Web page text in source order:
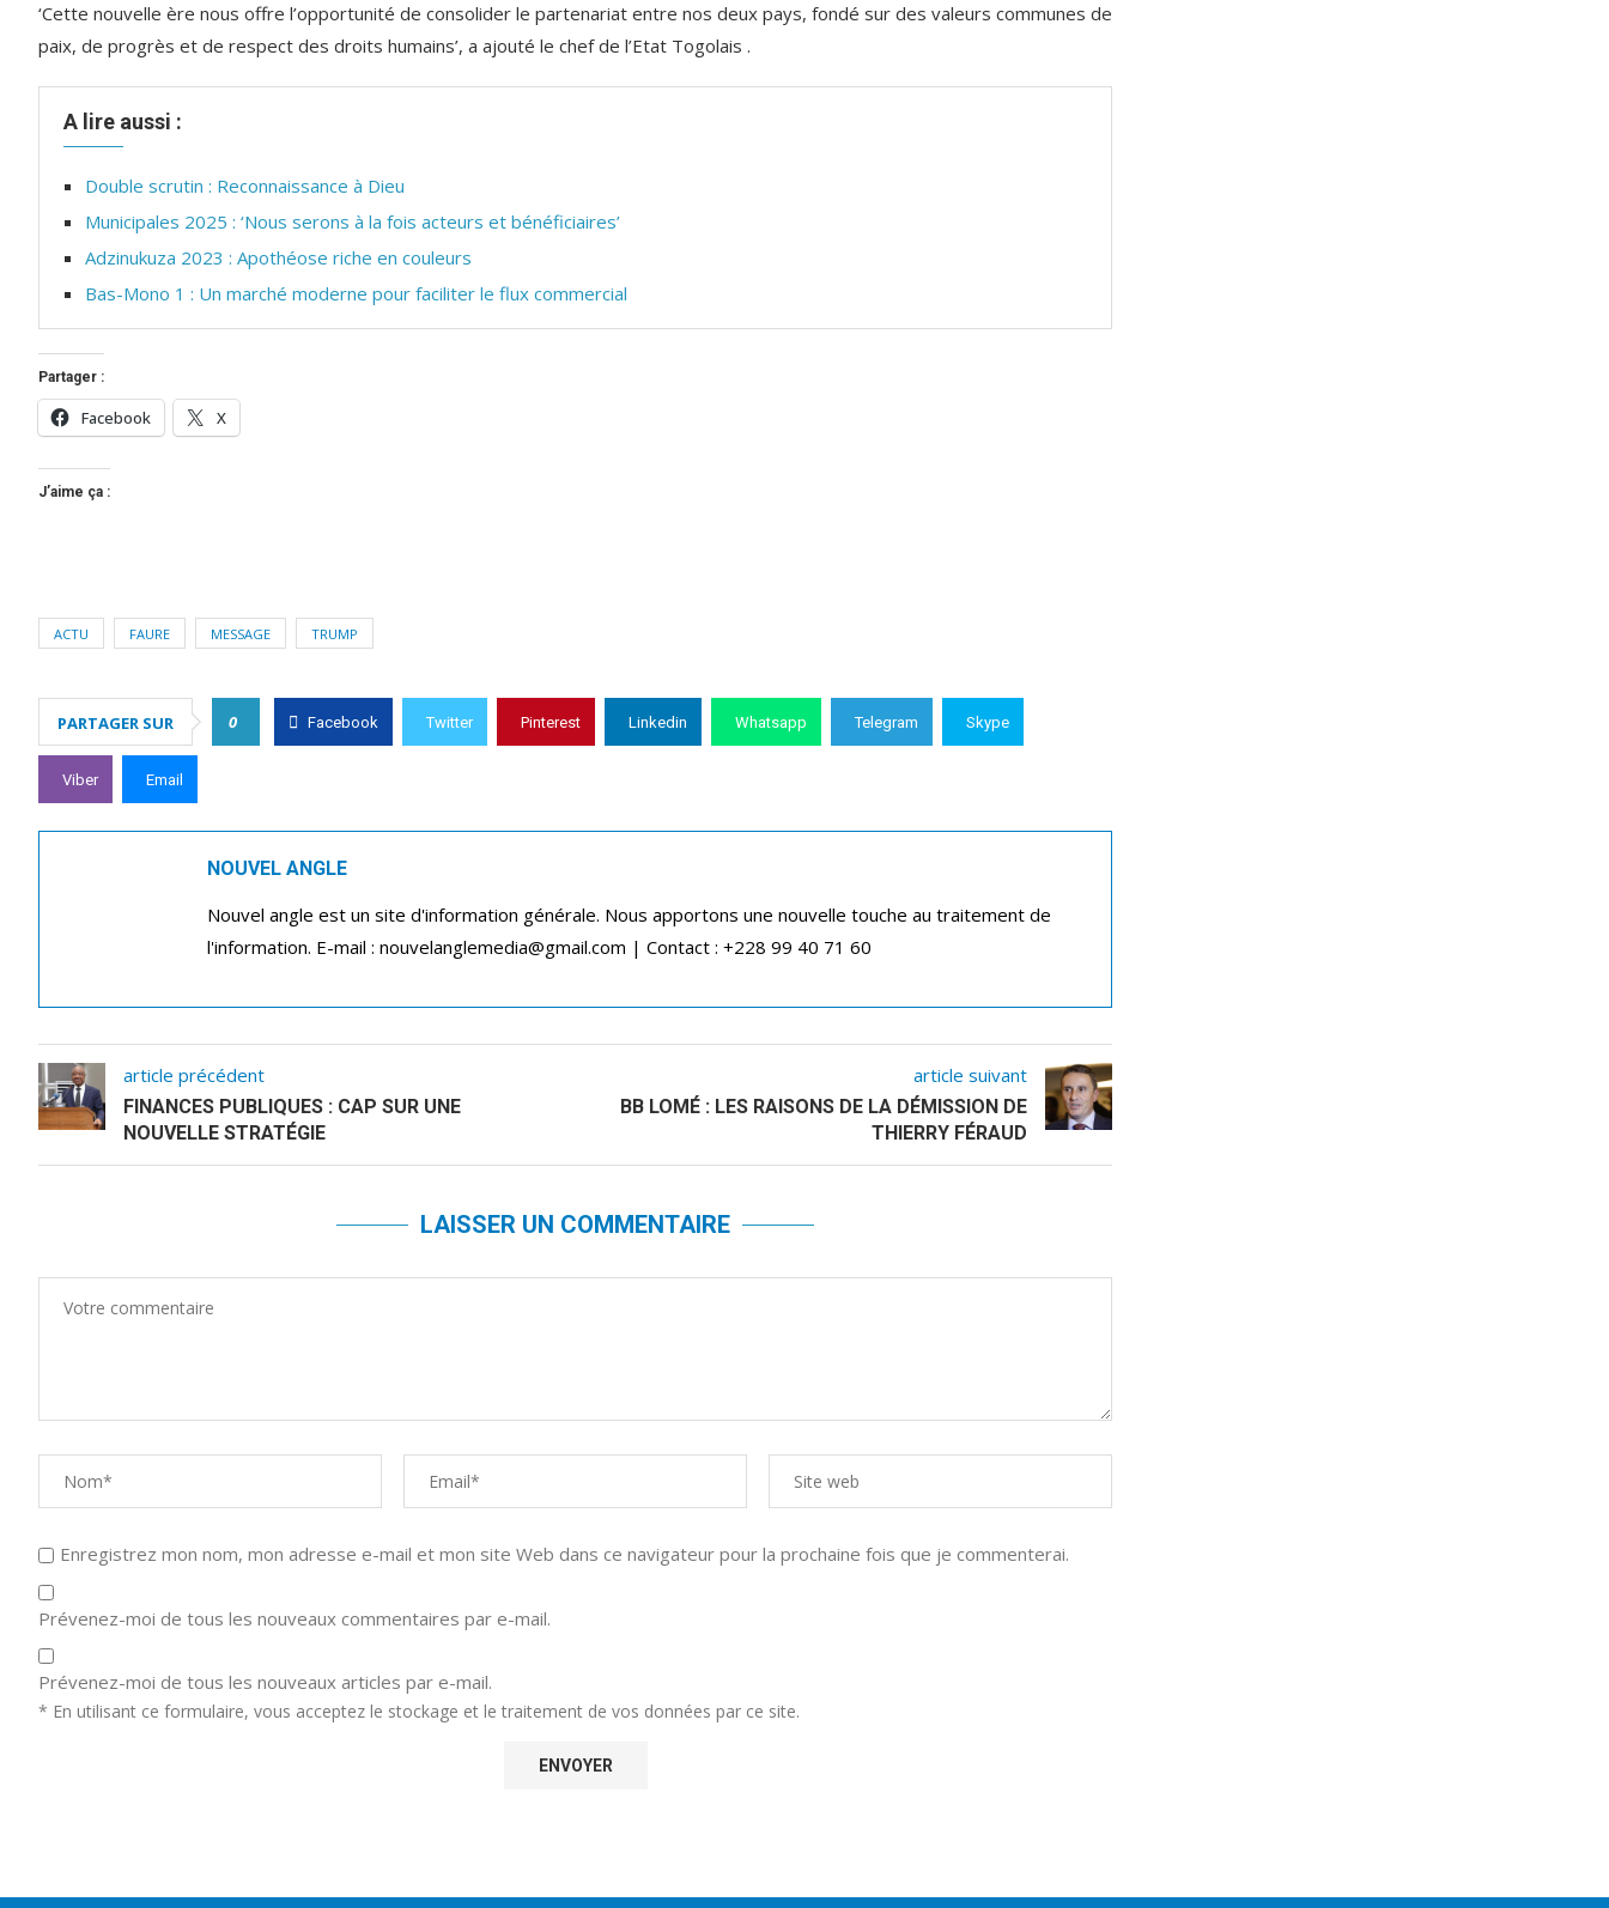
‘Cette nouvelle ère nous offre l’opportunité de consolider le partenariat entre nos deux pays, fondé sur des valeurs communes de
paix, de progrès et de respect des droits humains’, a ajouté le chef de l’Etat Togolais .
A lire aussi :
Double scrutin : Reconnaissance à Dieu
Municipales 2025 : ‘Nous serons à la fois acteurs et bénéficiaires’
Adzinukuza 2023 : Apothéose riche en couleurs
Bas-Mono 1 : Un marché moderne pour faciliter le flux commercial
Partager :
Facebook X
J’aime ça :
ACTU FAURE MESSAGE TRUMP
PARTAGER SUR 0 Facebook Twitter Pinterest Linkedin Whatsapp Telegram Skype
Viber Email
NOUVEL ANGLE
Nouvel angle est un site d'information générale. Nous apportons une nouvelle touche au traitement de
l'information. E-mail : nouvelanglemedia@gmail.com | Contact : +228 99 40 71 60
article précédent
FINANCES PUBLIQUES : CAP SUR UNE
NOUVELLE STRATÉGIE
article suivant
BB LOMÉ : LES RAISONS DE LA DÉMISSION DE
THIERRY FÉRAUD
LAISSER UN COMMENTAIRE
Enregistrez mon nom, mon adresse e-mail et mon site Web dans ce navigateur pour la prochaine fois que je commenterai.
Prévenez-moi de tous les nouveaux commentaires par e-mail.
Prévenez-moi de tous les nouveaux articles par e-mail.
* En utilisant ce formulaire, vous acceptez le stockage et le traitement de vos données par ce site.